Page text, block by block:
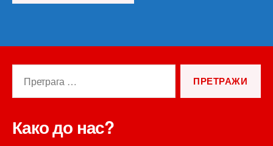
Како до нас?